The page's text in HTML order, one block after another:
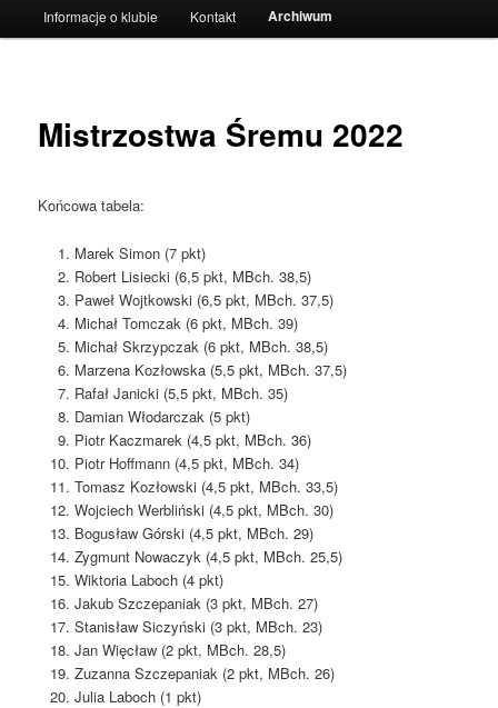
Informacje o klubie Kontakt Archiwum
Mistrzostwa Śremu 2022
Końcowa tabela:
Marek Simon (7 pkt)
Robert Lisiecki (6,5 pkt, MBch. 38,5)
Paweł Wojtkowski (6,5 pkt, MBch. 37,5)
Michał Tomczak (6 pkt, MBch. 39)
Michał Skrzypczak (6 pkt, MBch. 38,5)
Marzena Kozłowska (5,5 pkt, MBch. 37,5)
Rafał Janicki (5,5 pkt, MBch. 35)
Damian Włodarczak (5 pkt)
Piotr Kaczmarek (4,5 pkt, MBch. 36)
Piotr Hoffmann (4,5 pkt, MBch. 34)
Tomasz Kozłowski (4,5 pkt, MBch. 33,5)
Wojciech Werbliński (4,5 pkt, MBch. 30)
Bogusław Górski (4,5 pkt, MBch. 29)
Zygmunt Nowaczyk (4,5 pkt, MBch. 25,5)
Wiktoria Laboch (4 pkt)
Jakub Szczepaniak (3 pkt, MBch. 27)
Stanisław Siczyński (3 pkt, MBch. 23)
Jan Więcław (2 pkt, MBch. 28,5)
Zuzanna Szczepaniak (2 pkt, MBch. 26)
Julia Laboch (1 pkt)